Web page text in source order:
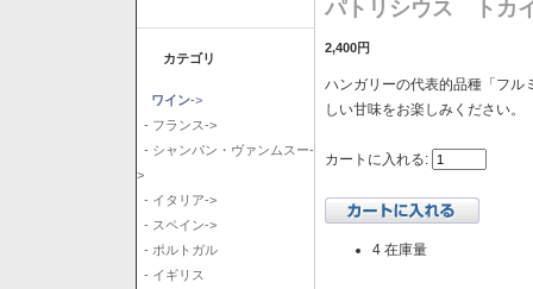
カテゴリ
ワイン->
- フランス->
- シャンパン・ヴァンムスー-
>
- イタリア->
- スペイン->
- ポルトガル
- イギリス
パトリシウス トカ
2,400円
ハンガリーの代表的品種「フル
しい甘味をお楽しみください。
カートに入れる:
4 在庫量